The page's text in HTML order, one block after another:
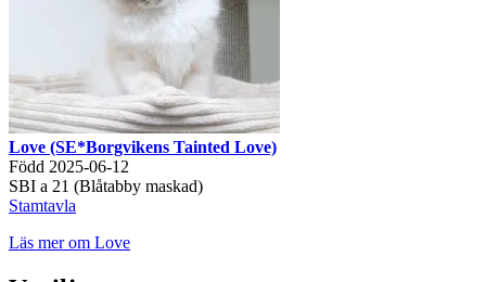
Love (SE*Borgvikens Tainted Love)
Född 2025-06-12
SBI a 21 (Blåtabby maskad)
Stamtavla
Läs mer om Love